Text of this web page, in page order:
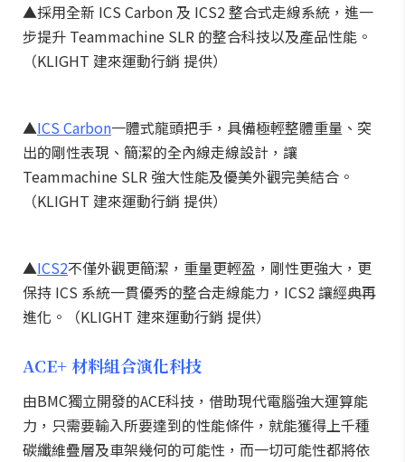
▲採用全新 ICS Carbon 及 ICS2 整合式走線系統，進一
步提升 Teammachine SLR 的整合科技以及產品性能。
（KLIGHT 建來運動行銷 提供）
▲ICS Carbon一體式龍頭把手，具備極輕整體重量、突
出的剛性表現、簡潔的全內線走線設計，讓
Teammachine SLR 強大性能及優美外觀完美結合。
（KLIGHT 建來運動行銷 提供）
▲ICS2不僅外觀更簡潔，重量更輕盈，剛性更強大，更
保持 ICS 系統一貫優秀的整合走線能力，ICS2 讓經典再
進化。（KLIGHT 建來運動行銷 提供）
ACE+ 材料組合演化科技
由BMC獨立開發的ACE科技，借助現代電腦強大運算能
力，只需要輸入所要達到的性能條件，就能獲得上千種
碳纖維疊層及車架幾何的可能性，而一切可能性都將依